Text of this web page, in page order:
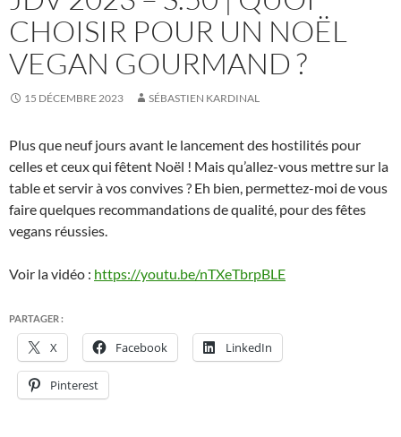
CHOISIR POUR UN NOËL
VEGAN GOURMAND ?
15 DÉCEMBRE 2023 SÉBASTIEN KARDINAL
Plus que neuf jours avant le lancement des hostilités pour
celles et ceux qui fêtent Noël ! Mais qu’allez-vous mettre sur la
table et servir à vos convives ? Eh bien, permettez-moi de vous
faire quelques recommandations de qualité, pour des fêtes
vegans réussies.
Voir la vidéo : https://youtu.be/nTXeTbrpBLE
PARTAGER :
X Facebook LinkedIn
Pinterest